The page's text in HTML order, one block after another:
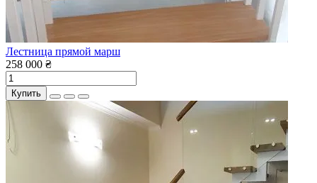
Лестница прямой марш
258 000 ₴
Купить